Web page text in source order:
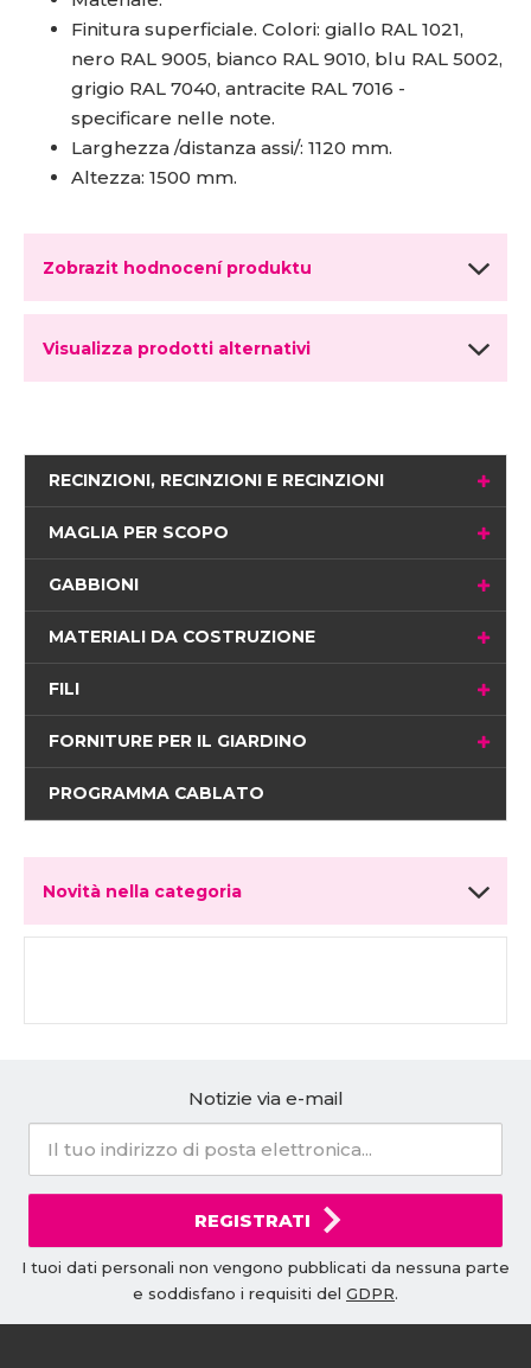
Finitura superficiale. Colori: giallo RAL 1021,
nero RAL 9005, bianco RAL 9010, blu RAL 5002,
grigio RAL 7040, antracite RAL 7016 -
specificare nelle note.
Larghezza /distanza assi/: 1120 mm.
Altezza: 1500 mm.
Zobrazit hodnocení produktu
Visualizza prodotti alternativi
RECINZIONI, RECINZIONI E RECINZIONI
MAGLIA PER SCOPO
GABBIONI
MATERIALI DA COSTRUZIONE
FILI
FORNITURE PER IL GIARDINO
PROGRAMMA CABLATO
Novità nella categoria
Notizie via e-mail
REGISTRATI
I tuoi dati personali non vengono pubblicati da nessuna parte
e soddisfano i requisiti del GDPR.